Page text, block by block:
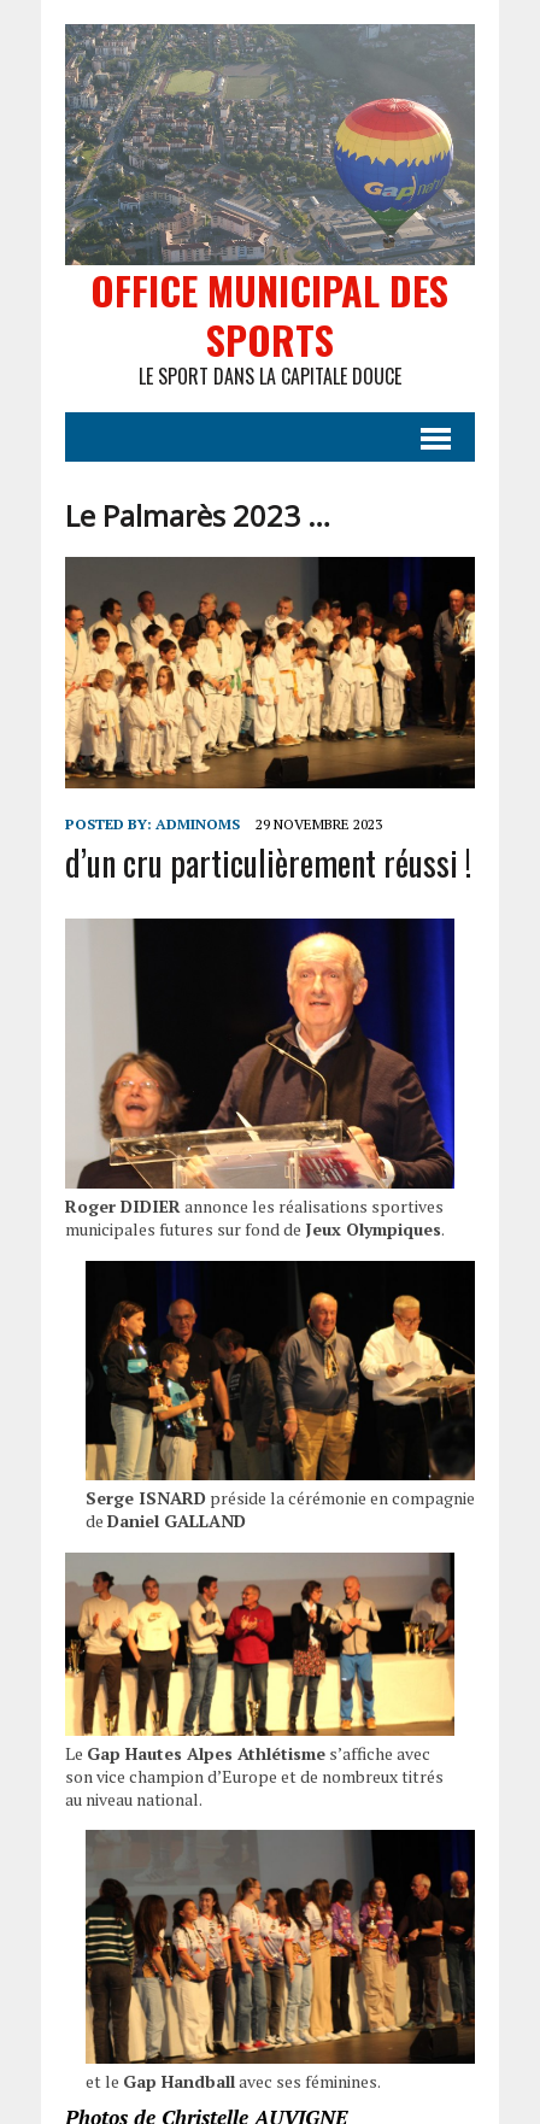
OFFICE MUNICIPAL DES
SPORTS
LE SPORT DANS LA CAPITALE DOUCE
Le Palmarès 2023 …
POSTED BY: ADMINOMS 29 NOVEMBRE 2023
d’un cru particulièrement réussi !
Roger DIDIERannonce les réalisations sportives
municipales futures sur fond de Jeux Olympiques.
Serge ISNARD préside la cérémonie en compagnie
deDaniel GALLAND
Le Gap Hautes Alpes Athlétismes’affiche avec
son vice champion d’Europe et de nombreux titrés
au niveau national.
et le Gap Handballavec ses féminines.
Photos de Christelle AUVIGNE